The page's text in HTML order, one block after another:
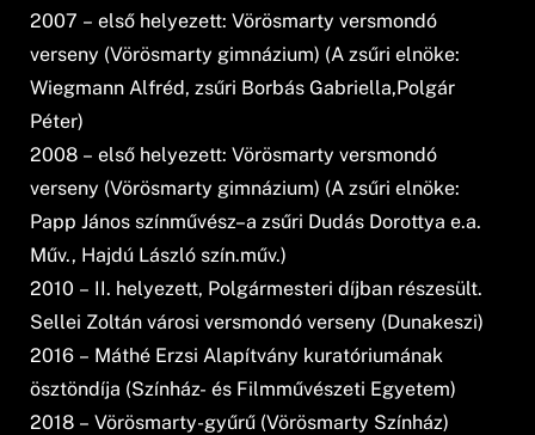
2007 – első helyezett: Vörösmarty versmondó
verseny (Vörösmarty gimnázium) (A zsűri elnöke:
Wiegmann Alfréd, zsűri Borbás Gabriella,Polgár
Péter)
2008 – első helyezett: Vörösmarty versmondó
verseny (Vörösmarty gimnázium) (A zsűri elnöke:
Papp János színművész–a zsűri Dudás Dorottya e.a.
Műv., Hajdú László szín.műv.)
2010 – II. helyezett, Polgármesteri díjban részesült.
Sellei Zoltán városi versmondó verseny (Dunakeszi)
2016 – Máthé Erzsi Alapítvány kuratóriumának
ösztöndíja (Színház- és Filmművészeti Egyetem)
2018 – Vörösmarty-gyűrű (Vörösmarty Színház)